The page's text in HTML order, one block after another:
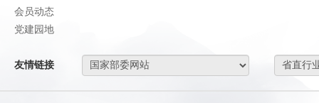
会员动态
党建园地
友情链接